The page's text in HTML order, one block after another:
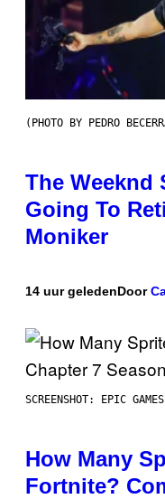
(PHOTO BY PEDRO
The Weeknd
Going To
Moniker
14 uur geledenDoor
SCREENSHOT: EPIC GAMES
How Many
Fortnite?